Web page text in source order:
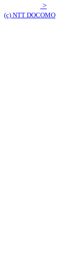
>
(c) NTT DOCOMO